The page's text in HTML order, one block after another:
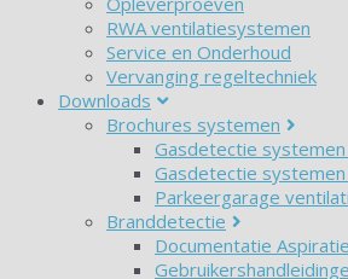
RWA ventilatiesystemen
Service en Onderhoud
Vervanging regeltechniek
Downloads
Brochures systemen
Gasdetectie
Gasdetectie
Parkeergarage
Branddetectie
Documentatie